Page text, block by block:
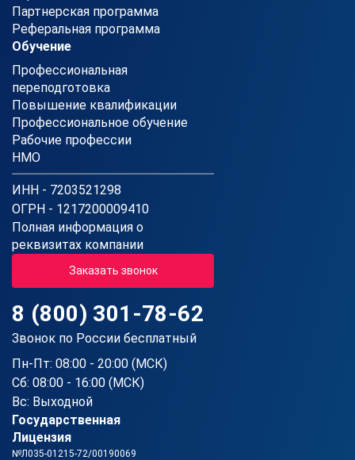
Партнерская программа
Реферальная программа
Обучение
Профессиональная
переподготовка
Повышение квалификации
Профессиональное обучение
Рабочие профессии
НМО
ИНН - 7203521298
ОГРН - 1217200009410
Полная информация о
реквизитах компании
Заказать звонок
8 (800) 301-78-62
Звонок по России бесплатный
Пн-Пт: 08:00 - 20:00 (МСК)
Сб: 08:00 - 16:00 (МСК)
Вс: Выходной
Государственная
Лицензия
№Л035-01215-72/00190069